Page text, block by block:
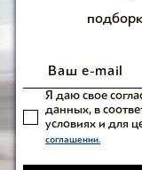
Я даю свое
данных, в
условиях и для
соглашении.